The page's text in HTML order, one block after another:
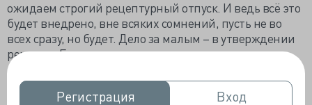
Регистрация
Регистрация Вход
Вход
ожидаем строгий рецептурный отпуск. И ведь всё это
будет внедрено, вне всяких сомнений, пусть не во
всех сразу, но будет. Дело за малым – в утверждении
решения Европарламентом.
В Австрии подобные табачные изделия уже относятся
к категории лекарственных препаратов. В Бельгии,